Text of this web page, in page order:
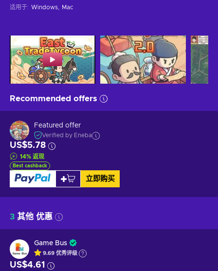
适用于: Windows Mac
Recommended offers
Featured offer
Verified by Eneba
US$5.78
14% 返现
Best cashback
立即购买
3 其他 优惠
Game Bus
9.69 优秀评级
US$4.61